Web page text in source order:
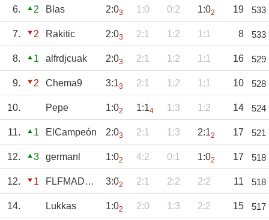
6. 2 Blas 2:03 1:0 0:2 1:02 19 533
7. 2 Rakitic 2:03 2:1 1:2 1:1 8 533
8. 1 alfrdjcuak 2:03 2:1 1:2 1:1 16 529
9. 2 Chema9 3:13 2:1 1:2 1:1 10 528
10. Pepe 1:02 1:14 1:3 1:2 14 524
11. 1 ElCampeón 2:03 2:1 1:3 2:12 17 521
12. 3 germanl 1:02 4:2 0:1 1:02 17 518
12. 1 FLFMADREDEDIOS 3:02 2:1 2:2 2:2 11 518
14. Lukkas 1:02 2:0 1:3 2:2 15 517